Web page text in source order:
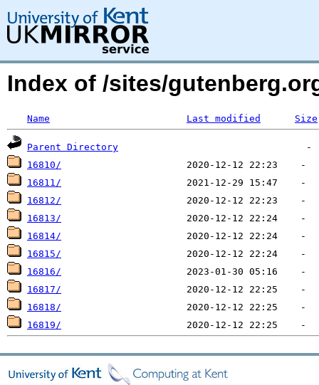
Index of /sites/
Name Last modified Size
Parent Directory
16810/
16811/
16812/
16813/
16814/
16815/
16816/
16817/
16818/
16819/